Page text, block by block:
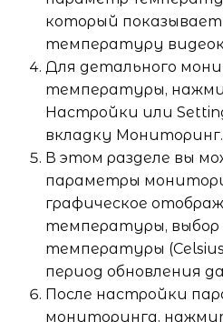
который
температуру
Для детального
температуры,
Настройки или
вкладку Мониторинг.
В этом разделе вы
параметры
графическое
температуры, выбор
температуры
период обновления
После настройки
мониторинга,